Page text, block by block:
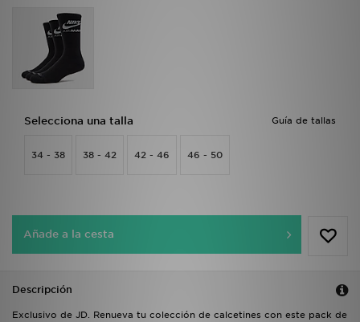
Guía de tallas
Selecciona una talla
34 - 38 38 - 42 42 - 46 46 - 50
Añade a la cesta
Descripción
Exclusivo de JD. Renueva tu colección de calcetines con este pack de